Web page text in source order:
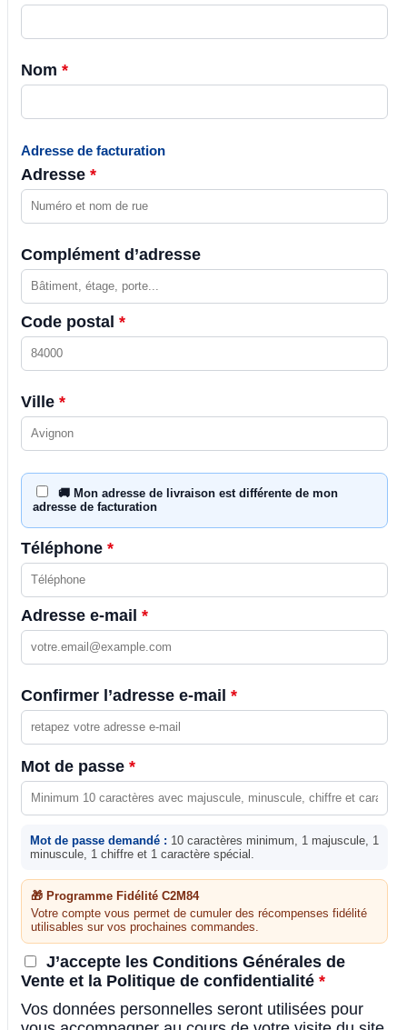
Nom *
Adresse de facturation
Adresse *
Complément d’adresse
Code postal *
Ville *
🚚 Mon adresse de livraison est différente de mon
adresse de facturation
Téléphone *
Adresse e-mail *
Confirmer l’adresse e-mail *
Mot de passe *
Mot de passe demandé : 10 caractères minimum, 1 majuscule, 1
minuscule, 1 chiffre et 1 caractère spécial.
🎁 Programme Fidélité C2M84
Votre compte vous permet de cumuler des récompenses fidélité
utilisables sur vos prochaines commandes.
J’accepte les Conditions Générales de
Vente et la Politique de confidentialité *
Vos données personnelles seront utilisées pour